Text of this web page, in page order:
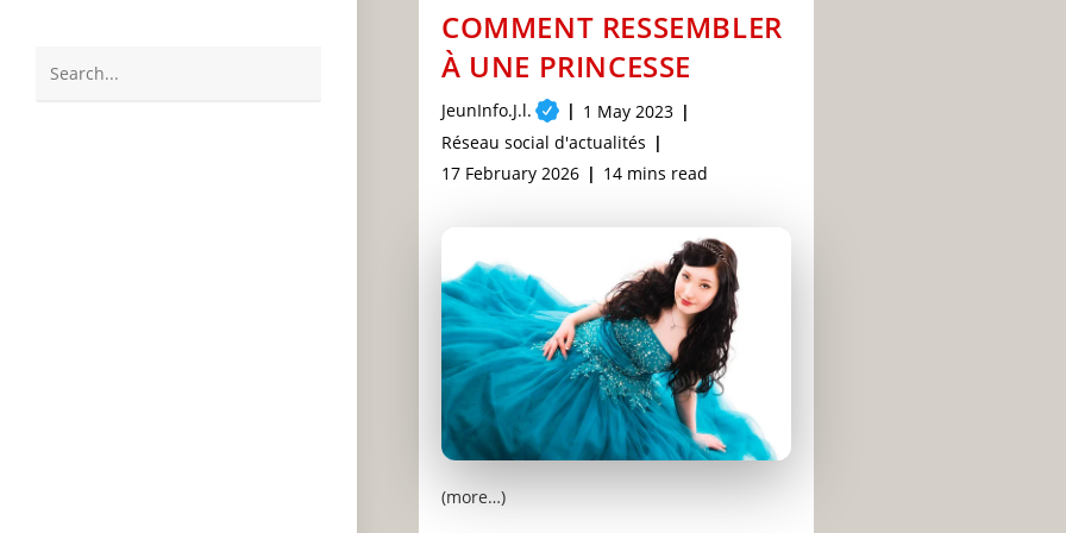
COMMENT RESSEMBLER
À UNE PRINCESSE
Post
author:
JeunInfo.J.l.
Post
published:
1 May 2023
Post
category:
Réseau social d'actualités
Post
17 February 2026
Reading
14 mins read
(more…)